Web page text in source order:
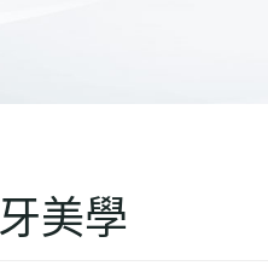
美學